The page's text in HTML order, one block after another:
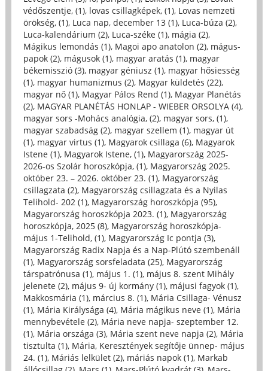
védőszentje, (1), lovas csillagképek, (1), Lovas nemzeti
örökség, (1), Luca nap, december 13 (1), Luca-búza (2),
Luca-kalendárium (2), Luca-széke (1), mágia (2),
Mágikus lemondás (1), Magoi apo anatolon (2), mágus-
papok (2), mágusok (1), magyar aratás (1), magyar
békemisszió (3), magyar géniusz (1), magyar hősiesség
(1), magyar humanizmus (2), Magyar küldetés (22),
magyar nő (1), Magyar Pálos Rend (1), Magyar Planétás
(2), MAGYAR PLANÉTÁS HONLAP - WIEBER ORSOLYA (4),
magyar sors -Mohács analógia, (2), magyar sors, (1),
magyar szabadság (2), magyar szellem (1), magyar út
(1), magyar virtus (1), Magyarok csillaga (6), Magyarok
Istene (1), Magyarok Istene, (1), Magyarország 2025-
2026-os Szolár horoszkópja, (1), Magyarország 2025.
október 23. – 2026. október 23. (1), Magyarország
csillagzata (2), Magyarország csillagzata és a Nyilas
Telihold- 202 (1), Magyarország horoszkópja (95),
Magyarország horoszkópja 2023. (1), Magyarország
horoszkópja, 2025 (8), Magyarország horoszkópja-
május 1-Telihold, (1), Magyarország Ic pontja (3),
Magyarország Radix Napja és a Nap-Plútó szembenáll
(1), Magyarország sorsfeladata (25), Magyarország
társpatrónusa (1), május 1. (1), május 8. szent Mihály
jelenete (2), május 9- új kormány (1), májusi fagyok (1),
Makkosmária (1), március 8. (1), Mária Csillaga- Vénusz
(1), Mária Királysága (4), Mária mágikus neve (1), Mária
mennybevétele (2), Mária neve napja- szeptember 12.
(1), Mária országa (3), Mária szent neve napja (2), Mária
tisztulta (1), Mária, Keresztények segítője ünnep- május
24. (1), Máriás lelkület (2), máriás napok (1), Markab